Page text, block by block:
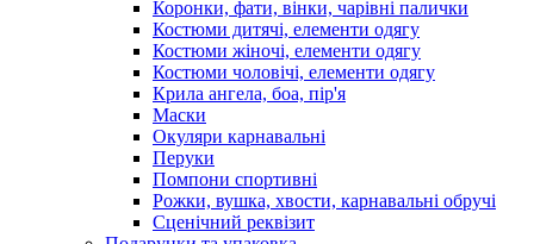
Коронки, фати, вінки, чарівні палички
Костюми дитячі, елементи одягу
Костюми жіночі, елементи одягу
Костюми чоловічі, елементи одягу
Крила ангела, боа, пір'я
Маски
Окуляри карнавальні
Перуки
Помпони спортивні
Рожки, вушка, хвости, карнавальні обручі
Сценічний реквізит